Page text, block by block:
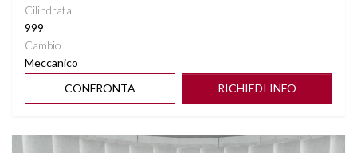
Cilindrata
999
Cambio
Meccanico
CONFRONTA
RICHIEDI INFO